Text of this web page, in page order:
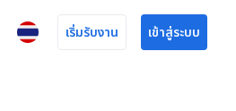
เริ่มรับงาน เข้าสู่ระบบ